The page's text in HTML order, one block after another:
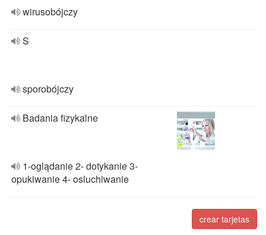
wirusobójczy
S
sporobójczy
Badania fizykalne
1-oglądanie 2- dotykanie 3-
opukiwanie 4- osluchiwanie
crear tarjetas